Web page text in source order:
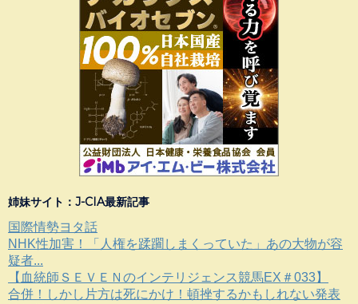
姉妹サイト：J-CIA最新記事
国際情勢ヨタ話
NHK性加害！「人権を蹂躙しまくっていた」あの大物が容
疑者...
【血統師ＳＥＶＥＮのインテリジェンス競馬EX＃033】
合併！しかし片方は死にかけ！頓挫するかもしれない発表